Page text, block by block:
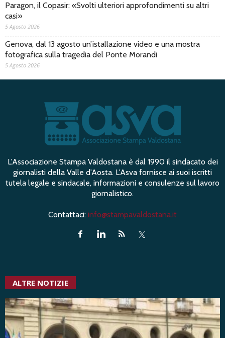
Paragon, il Copasir: «Svolti ulteriori approfondimenti su altri
casi»
5 Agosto 2026
Genova, dal 13 agosto un’istallazione video e una mostra
fotografica sulla tragedia del Ponte Morandi
5 Agosto 2026
L'Associazione Stampa Valdostana è dal 1990 il sindacato dei
giornalisti della Valle d'Aosta. L'Asva fornisce ai suoi iscritti
tutela legale e sindacale, informazioni e consulenze sul lavoro
giornalistico.
Contattaci: info@stampavaldostana.it
ALTRE NOTIZIE